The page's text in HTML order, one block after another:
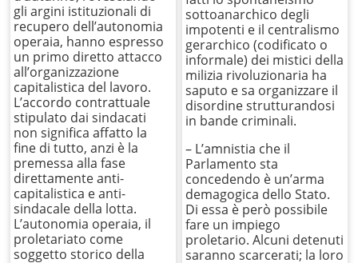
gli argini istituzionali di
recupero dell’autonomia
operaia, hanno espresso
un primo diretto attacco
all’organizzazione
capitalistica del lavoro.
L’accordo contrattuale
stipulato dai sindacati
non significa affatto la
fine di tutto, anzi è la
premessa alla fase
direttamente anti-
capitalistica e anti-
sindacale della lotta.
L’autonomia operaia, il
proletariato come
soggetto storico della
sottoanarchico degli
impotenti e il centralismo
gerarchico (codificato o
informale) dei mistici della
milizia rivoluzionaria ha
saputo e sa organizzare il
disordine strutturandosi
in bande criminali.
– L’amnistia che il
Parlamento sta
concedendo è un’arma
demagogica dello Stato.
Di essa è però possibile
fare un impiego
proletario. Alcuni detenuti
saranno scarcerati; la loro